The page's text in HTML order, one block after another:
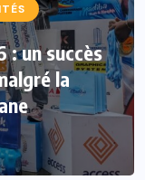
: un succès
la